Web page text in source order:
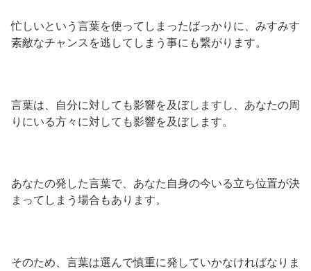
忙しいという言葉を使ってしまったばっかりに、みすみす
素敵なチャンスを逃してしまう事にも繋がります。
言葉は、自分に対しても影響を及ぼしますし、あなたの周
りにいる方々に対しても影響を及ぼします。
あなたの発した言葉で、あなた自身の今いる立ち位置が決
まってしまう場合もあります。
そのため、言葉は選んで慎重に発していかなければなりま